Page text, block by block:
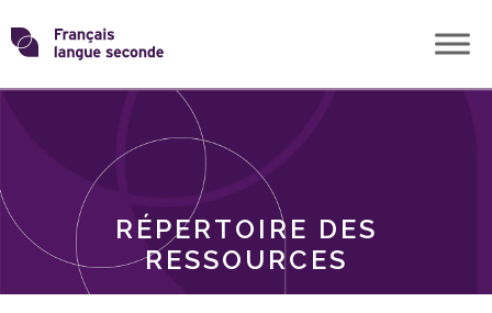
Skip
toTransformons
langue
RÉPERTOIRE DES
RESSOURCES
THÈMES